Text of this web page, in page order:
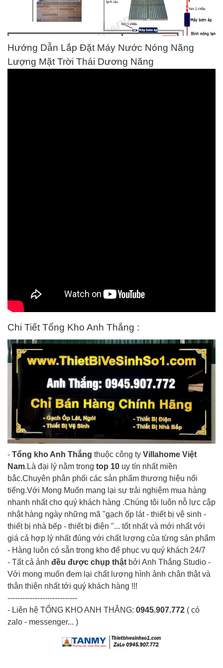
Hướng Dẫn Lắp Đặt Máy Nước Nóng Năng
Lượng Mặt Trời Thái Dương Năng
Chi Tiết Tổng Kho Anh Thắng :
- Tổng kho Anh Thắng thuộc công ty Villahome Việt
Nam.Là đại lý nằm trong top 10 uy tín nhất miền
bắc.Chuyên phân phối các sản phẩm thương hiệu nổi
tiếng.Với Mong Muốn mang lại sự trải nghiệm mua hàng
nhanh nhất cho quý khách hàng .Chúng tôi luôn nỗ lực cập
nhật hàng ngày những mã "gạch ốp lát - thiết bị vệ sinh -
thiết bị nhà bếp - thiết bị điện "... tốt nhất và mới nhất với
giá cả hợp lý nhất đúng với chất lượng của từng sản phẩm
- Hàng luôn có sẵn trong kho để phục vụ quý khách 24/7
- Tất cả ảnh đều được chụp thật bởi Anh Thắng Studio -
Với mong muốn đem lại chất lượng hình ảnh chân thật và
thân thiện nhất tới quý khách hàng !!!
----------------------------
- Liên hệ TỔNG KHO ANH THẮNG: 0945.907.772 ( có
zalo - messenger... )